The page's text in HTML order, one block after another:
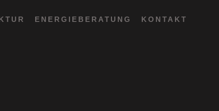
ENERGIEBERATUNG KONTAKT